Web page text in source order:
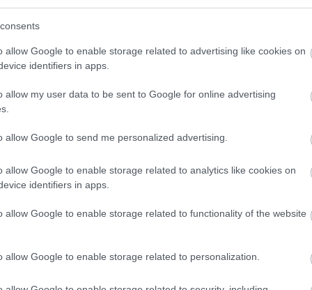
allow Google to enable storage related to advertising like cookies on
identifiers in apps.
allow my user data to be sent to Google for online advertising
allow Google to send me personalized advertising.
allow Google to enable storage related to analytics like cookies on
identifiers in apps.
allow Google to enable storage related to functionality of the website
allow Google to enable storage related to personalization.
készségek fejlesztése javítja az
interperszonális kapcsolatokat, segítve az
kapcsolatokat alakítson ki.
során elsajátított technikák, mint például a
készségek, segítenek az egyénnek a stressz
hatékony kezelésében.
5. Pozitív életszemlélet: A pozitív
hozzáállást, ami javítja az általános